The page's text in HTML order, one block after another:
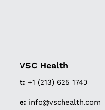
VSC Health
t: +1 (213) 625 1740
e: info@vschealth.com